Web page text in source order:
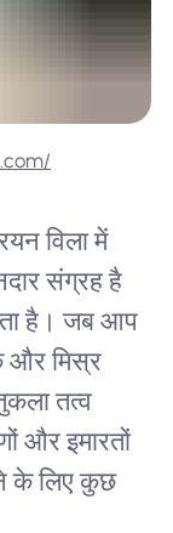
विला में
संग्रह है
है। जब आप
और मिस्र
तत्व
और इमारतों
के लिए कुछ